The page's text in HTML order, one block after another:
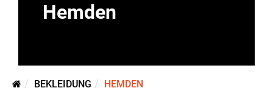
Hemden
BEKLEIDUNG HEMDEN